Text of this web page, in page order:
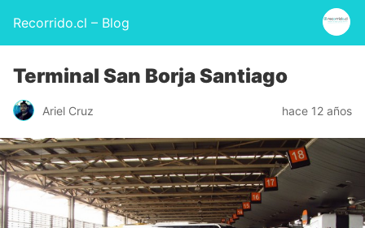
Recorrido.cl – Blog
Terminal San Borja Santiago
Ariel Cruz hace 12 años